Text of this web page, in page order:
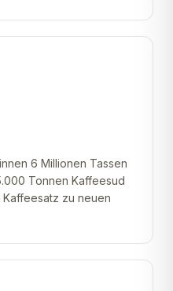
6 Millionen Tassen
Tonnen Kaffeesud
Kaffeesatz zu neuen